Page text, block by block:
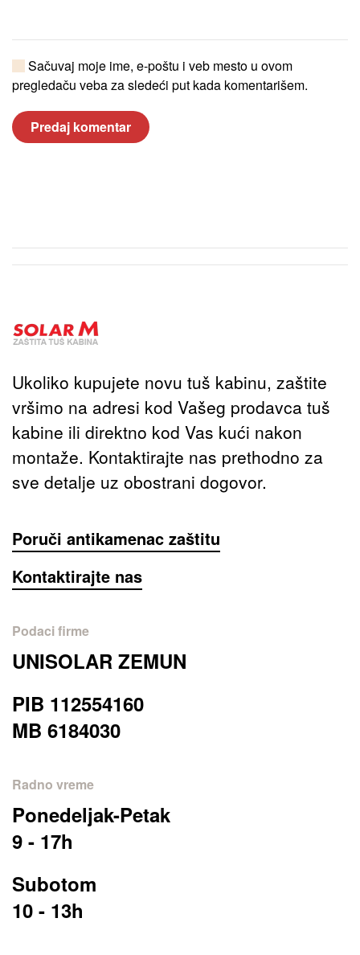
Sačuvaj moje ime, e-poštu i veb mesto u ovom
pregledaču veba za sledeći put kada komentarišem.
Predaj komentar
Ukoliko kupujete novu tuš kabinu, zaštite
vršimo na adresi kod Vašeg prodavca tuš
kabine ili direktno kod Vas kući nakon
montaže. Kontaktirajte nas prethodno za
sve detalje uz obostrani dogovor.
Poruči antikamenac zaštitu
Kontaktirajte nas
Podaci firme
UNISOLAR ZEMUN
PIB 112554160
MB 6184030
Radno vreme
Ponedeljak-Petak
9 - 17h
Subotom
10 - 13h